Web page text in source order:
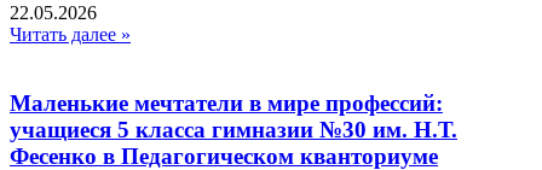
22.05.2026
Читать далее »
Маленькие мечтатели в мире профессий:
учащиеся 5 класса гимназии №30 им. Н.Т.
Фесенко в Педагогическом кванториуме